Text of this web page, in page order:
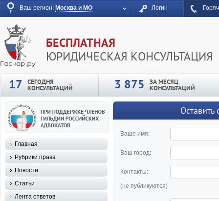
Ваш регион: Москва и МО Логин
БЕСПЛАТНАЯ
ЮРИДИЧЕСКАЯ КОНСУЛЬТАЦИЯ
17
СЕГОДНЯ
КОНСУЛЬТАЦИЙ 3 875 ЗА МЕСЯЦ
КОНСУЛЬТАЦИЙ
Ваше имя:
Ваш город:
Контакты:
(не публикуются)
Главная
Рубрики права
Новости
Статьи
Лента ответов